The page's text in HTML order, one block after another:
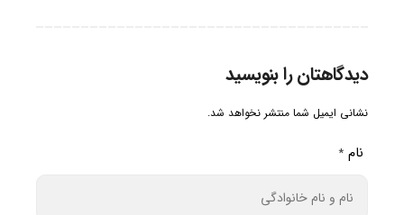
دیدگاهتان را بنویسید
نشانی ایمیل شما منتشر نخواهد شد.
نام *